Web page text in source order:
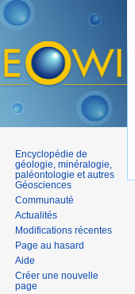
Encyclopédie de
géologie, minéralogie,
paléontologie et autres
Géosciences
Communauté
Actualités
Modifications récentes
Page au hasard
Aide
Créer une nouvelle
page